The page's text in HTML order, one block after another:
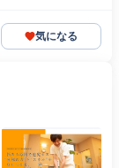
気になる